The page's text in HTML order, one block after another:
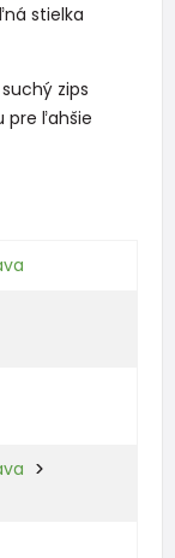
stielka
zips
pre ľahšie